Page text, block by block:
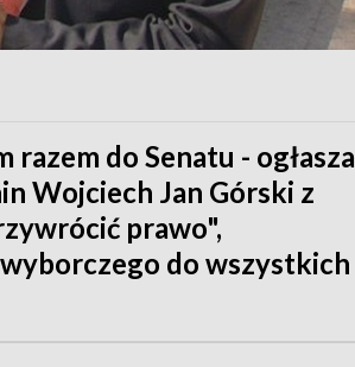
do Senatu - ogłasza
Wojciech Jan Górski z
prawo",
do wszystkich